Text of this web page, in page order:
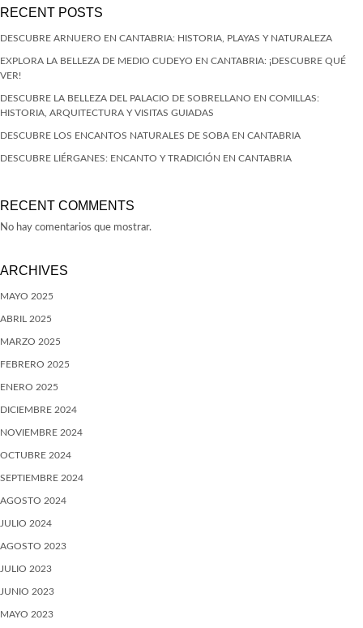
RECENT POSTS
DESCUBRE ARNUERO EN CANTABRIA: HISTORIA, PLAYAS Y NATURALEZA
EXPLORA LA BELLEZA DE MEDIO CUDEYO EN CANTABRIA: ¡DESCUBRE QUÉ
VER!
DESCUBRE LA BELLEZA DEL PALACIO DE SOBRELLANO EN COMILLAS:
HISTORIA, ARQUITECTURA Y VISITAS GUIADAS
DESCUBRE LOS ENCANTOS NATURALES DE SOBA EN CANTABRIA
DESCUBRE LIÉRGANES: ENCANTO Y TRADICIÓN EN CANTABRIA
RECENT COMMENTS
No hay comentarios que mostrar.
ARCHIVES
MAYO 2025
ABRIL 2025
MARZO 2025
FEBRERO 2025
ENERO 2025
DICIEMBRE 2024
NOVIEMBRE 2024
OCTUBRE 2024
SEPTIEMBRE 2024
AGOSTO 2024
JULIO 2024
AGOSTO 2023
JULIO 2023
JUNIO 2023
MAYO 2023